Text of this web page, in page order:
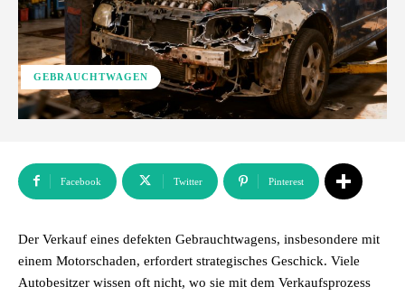
GEBRAUCHTWAGEN
Facebook Twitter Pinterest
Der Verkauf eines defekten Gebrauchtwagens, insbesondere mit
einem Motorschaden, erfordert strategisches Geschick. Viele
Autobesitzer wissen oft nicht, wo sie mit dem Verkaufsprozess